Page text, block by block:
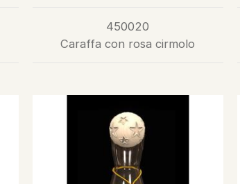
450020
Caraffa con rosa cirmolo